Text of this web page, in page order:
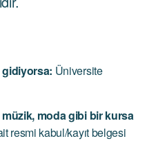
Üniversite
moda gibi bir kursa
resmi kabul/kayıt belgesi